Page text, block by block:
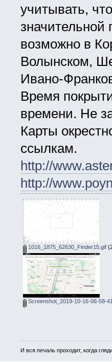
учитывать,
значительной
возможно в
Волынском,
Ивано-
Время
времени. Не
Карты
ссылкам.
http://
http://
1016_1875_62630_Finder15.gif
Screenshot_2019-10-16-06-58-
И вся печаль проходит, когда